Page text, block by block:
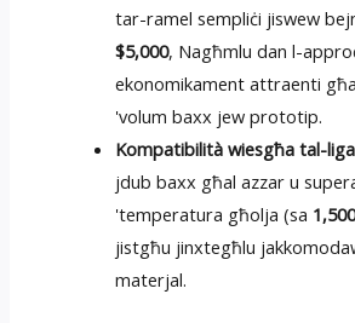
tar-ramel sempliċi jiswew
$5,000, Nagħmlu dan l-
ekonomikament attraenti
'volum baxx jew prototip.
Kompatibilità wiesgħa tal-
jdub baxx għal azzar u
'temperatura għolja (sa
jistgħu jinxtegħlu
materjal.